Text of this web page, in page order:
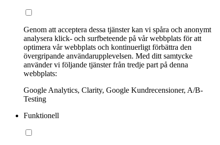
Genom att acceptera dessa tjänster kan vi spåra och anonymt
analysera klick- och surfbeteende på vår webbplats för att
optimera vår webbplats och kontinuerligt förbättra den
övergripande användarupplevelsen. Med ditt samtycke
använder vi följande tjänster från tredje part på denna
webbplats:
Google Analytics, Clarity, Google Kundrecensioner, A/B-
Testing
Funktionell